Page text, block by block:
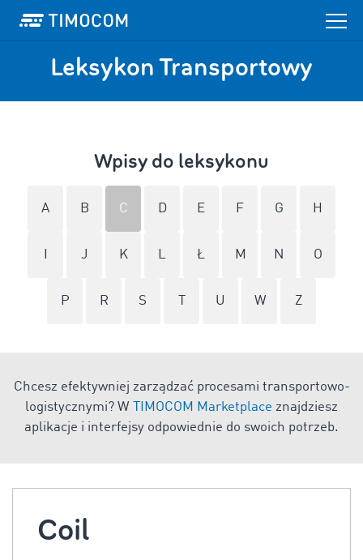
Leksykon Transportowy
Wpisy do leksykonu
A B C D E F G H
J K L Ł M N O
P R S U W Z
Chcesz efektywniej zarządzać procesami transportowo-
logistycznymi? W
TIMOCOM Marketplace znajdziesz
aplikacje i interfejsy odpowiednie do swoich potrzeb.
Coil